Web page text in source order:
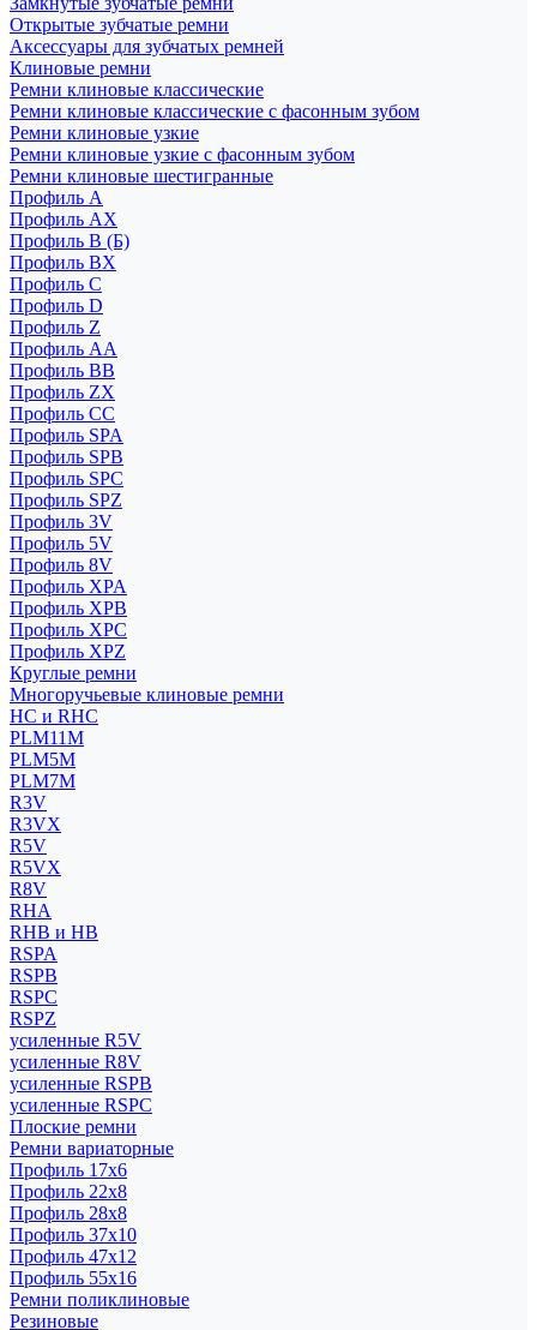
Открытые зубчатые ремни
Аксессуары для зубчатых ремней
Клиновые ремни
Ремни клиновые классические
Ремни клиновые классические с фасонным зубом
Ремни клиновые узкие
Ремни клиновые узкие с фасонным зубом
Ремни клиновые шестигранные
Профиль A
Профиль AX
Профиль B (Б)
Профиль BX
Профиль C
Профиль D
Профиль Z
Профиль АА
Профиль BB
Профиль ZX
Профиль CC
Профиль SPA
Профиль SPB
Профиль SPC
Профиль SPZ
Профиль 3V
Профиль 5V
Профиль 8V
Профиль XPA
Профиль XPB
Профиль XPC
Профиль XPZ
Круглые ремни
Многоручьевые клиновые ремни
HC и RHC
PLM11M
PLM5M
PLM7M
R3V
R3VX
R5V
R5VX
R8V
RHA
RHB и HB
RSPA
RSPB
RSPC
RSPZ
усиленные R5V
усиленные R8V
усиленные RSPB
усиленные RSPC
Плоские ремни
Ремни вариаторные
Профиль 17x6
Профиль 22x8
Профиль 28x8
Профиль 37x10
Профиль 47x12
Профиль 55x16
Ремни поликлиновые
Резиновые